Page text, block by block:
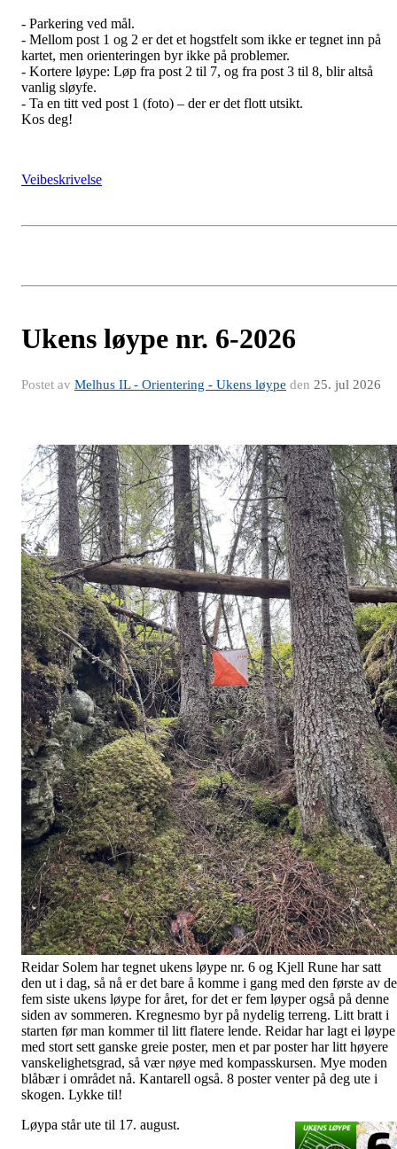
- Parkering ved mål.
- Mellom post 1 og 2 er det et hogstfelt som ikke er tegnet inn på
kartet, men orienteringen byr ikke på problemer.
- Kortere løype: Løp fra post 2 til 7, og fra post 3 til 8, blir altså
vanlig sløyfe.
- Ta en titt ved post 1 (foto) – der er det flott utsikt.
Kos deg!
Veibeskrivelse
Ukens løype nr. 6-2026
Postet av Melhus IL - Orientering - Ukens løype den 25. jul 2026
Reidar Solem har tegnet ukens løype nr. 6 og Kjell Rune har satt
den ut i dag, så nå er det bare å komme i gang med den første av de
fem siste ukens løype for året, for det er fem løyper også på denne
siden av sommeren. Kregnesmo byr på nydelig terreng. Litt bratt i
starten før man kommer til litt flatere lende. Reidar har lagt ei løype
med stort sett ganske greie poster, men et par poster har litt høyere
vanskelighetsgrad, så vær nøye med kompasskursen. Mye moden
blåbær i området nå. Kantarell også. 8 poster venter på deg ute i
skogen. Lykke til!
Løypa står ute til 17. august.